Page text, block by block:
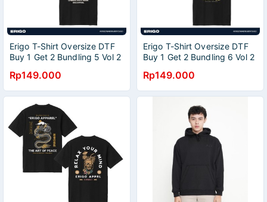
Erigo T-Shirt Oversize DTF
Buy 1 Get 2 Bundling 5 Vol 2
Black
Rp149.000
Erigo T-Shirt Oversize DTF
Buy 1 Get 2 Bundling 6 Vol 2
Black
Rp149.000